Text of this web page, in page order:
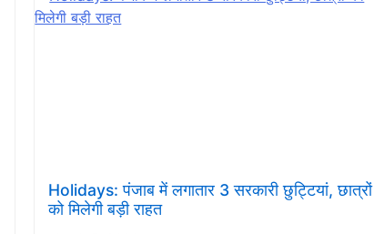
Holidays: पंजाब में लगातार 3 सरकारी छुट्टियां, छात्रों
को मिलेगी बड़ी राहत